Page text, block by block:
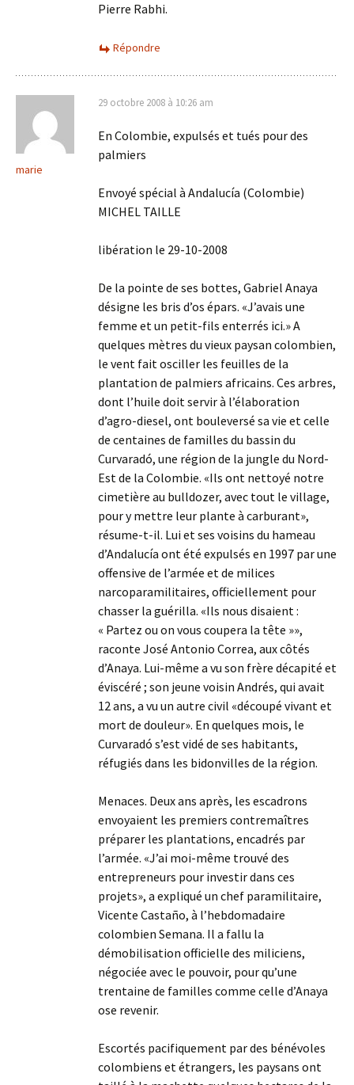
Pierre Rabhi.
Répondre
marie
29 octobre 2008 à 10:26 am
En Colombie, expulsés et tués pour des
palmiers
Envoyé spécial à Andalucía (Colombie)
MICHEL TAILLE
libération le 29-10-2008
De la pointe de ses bottes, Gabriel Anaya
désigne les bris d’os épars. «J’avais une
femme et un petit-fils enterrés ici.» A
quelques mètres du vieux paysan colombien,
le vent fait osciller les feuilles de la
plantation de palmiers africains. Ces arbres,
dont l’huile doit servir à l’élaboration
d’agro-diesel, ont bouleversé sa vie et celle
de centaines de familles du bassin du
Curvaradó, une région de la jungle du Nord-
Est de la Colombie. «Ils ont nettoyé notre
cimetière au bulldozer, avec tout le village,
pour y mettre leur plante à carburant»,
résume-t-il. Lui et ses voisins du hameau
d’Andalucía ont été expulsés en 1997 par une
offensive de l’armée et de milices
narcoparamilitaires, officiellement pour
chasser la guérilla. «Ils nous disaient :
« Partez ou on vous coupera la tête »»,
raconte José Antonio Correa, aux côtés
d’Anaya. Lui-même a vu son frère décapité et
éviscéré ; son jeune voisin Andrés, qui avait
12 ans, a vu un autre civil «découpé vivant et
mort de douleur». En quelques mois, le
Curvaradó s’est vidé de ses habitants,
réfugiés dans les bidonvilles de la région.
Menaces. Deux ans après, les escadrons
envoyaient les premiers contremaîtres
préparer les plantations, encadrés par
l’armée. «J’ai moi-même trouvé des
entrepreneurs pour investir dans ces
projets», a expliqué un chef paramilitaire,
Vicente Castaño, à l’hebdomadaire
colombien Semana. Il a fallu la
démobilisation officielle des miliciens,
négociée avec le pouvoir, pour qu’une
trentaine de familles comme celle d’Anaya
ose revenir.
Escortés pacifiquement par des bénévoles
colombiens et étrangers, les paysans ont